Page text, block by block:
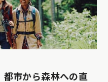
都市から森林への直